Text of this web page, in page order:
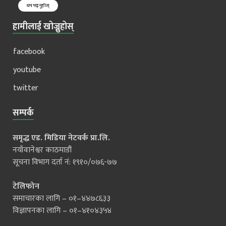
थप पढ्नुहोस्
हामीलाई खोज्नुहोस्
facebook
youtube
twitter
सम्पर्क
समृद्ध एड. मिडिया नेटवर्क प्रा.लि.
नयाँवानेश्वर काठमाडौं
सूचना विभाग दर्ता नं: १९१०/०७६-७७
टेलिफोन
समाचारका लागि – ०१–४४७८६३३
विज्ञापनका लागि – ०१–४१०४३५४